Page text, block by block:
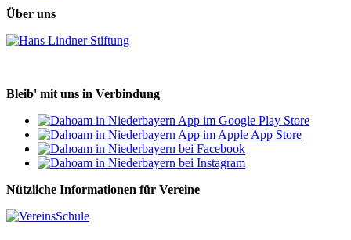
Über uns
Bleib' mit uns in Verbindung
Nützliche Informationen für Vereine